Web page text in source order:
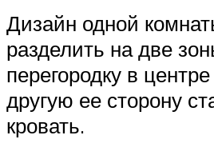
Дизайн одной
разделить на две
перегородку в
другую ее сторону
кровать.